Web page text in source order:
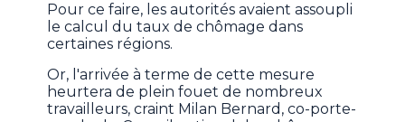
Pour ce faire, les autorités avaient assoupli
le calcul du taux de chômage dans
certaines régions.
Or, l'arrivée à terme de cette mesure
heurtera de plein fouet de nombreux
travailleurs, craint Milan Bernard, co-porte-